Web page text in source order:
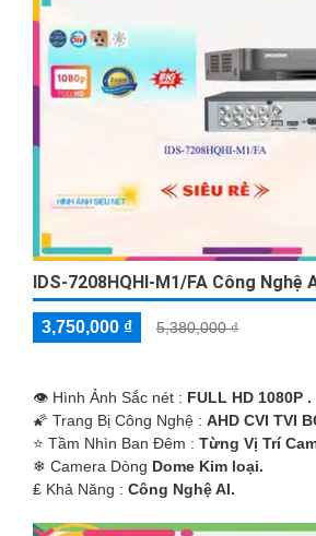
IDS-7208HQHI-M1/FA Công Nghệ
3,750,000 ₫ 5,380,000 ₫
👁 Hình Ảnh Sắc nét : FULL HD 1080P .
🌠 Trang Bị Công Nghệ : AHD CVI TVI
⭐ Tầm Nhìn Ban Đêm : Từng Vị Trí
❄ Camera Dòng Dome Kim loại.
️₤ Khả Năng : Công Nghệ AI.